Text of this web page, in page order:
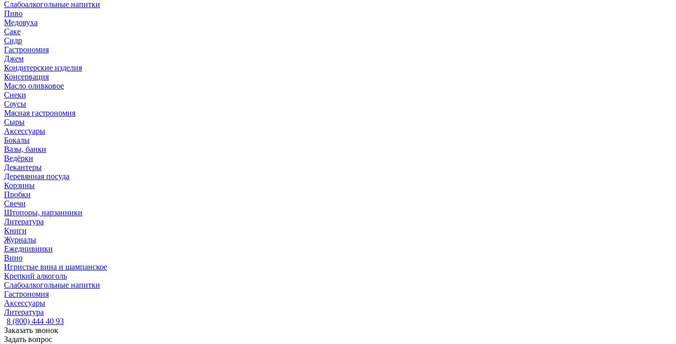
Слабоалкогольные напитки
Пиво
Медовуха
Саке
Сидр
Гастрономия
Джем
Кондитерские изделия
Консервация
Масло оливковое
Снеки
Соусы
Мясная гастрономия
Сыры
Аксессуары
Бокалы
Вазы, банки
Ведёрки
Декантеры
Деревянная посуда
Корзины
Пробки
Свечи
Штопоры, нарзанники
Литература
Книги
Журналы
Ежеднивники
Вино
Игристые вина и шампанское
Крепкий алкоголь
Слабоалкогольные напитки
Гастрономия
Аксессуары
Литература
8 (800) 444 40 93
Заказать звонок
Задать вопрос